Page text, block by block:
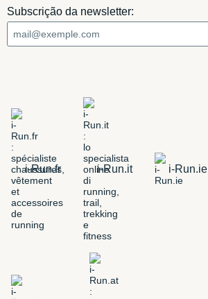
Subscrição da newsletter:
i-Run.fr i-Run.it i-Run.ie